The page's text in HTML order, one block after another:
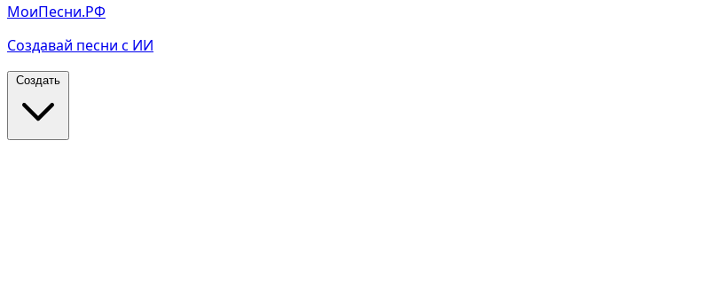
МоиПесни.РФ
Создавай песни с ИИ
Создать